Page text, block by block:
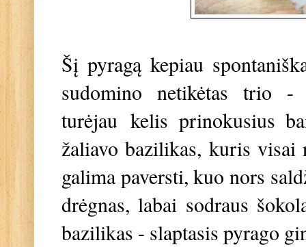
Šį pyragą kepiau
sudomino netikėtas trio -
turėjau kelis prinokusius
žaliavo bazilikas, kuris visai
galima paversti, kuo nors
drėgnas, labai sodraus
bazilikas - slaptasis pyrago